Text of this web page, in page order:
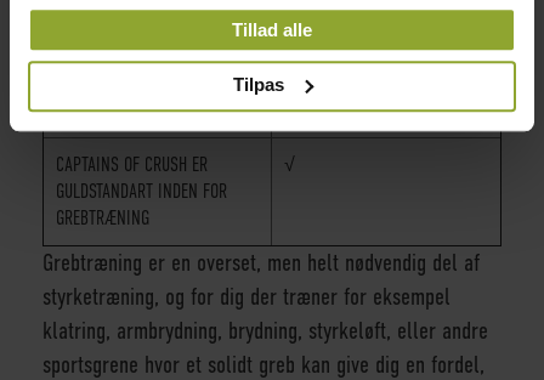
OPLYSNINGER, DU HAR GIVET DEM, ELLER SOM DE
HAR INDSAMLET FRA DIN BRUG AF DERES
TJENESTER.
Tillad alle
Tilpas
PASSER TIL PERSONER DER ER
NYE TIL GREBTRÆNING
CAPTAINS OF CRUSH ER
GULDSTANDART INDEN FOR
GREBTRÆNING
√
Grebtræning er en overset, men helt nødvendig del af
styrketræning, og for dig der træner for eksempel
klatring, armbrydning, brydning, styrkeløft, eller andre
sportsgrene hvor et solidt greb kan give dig en fordel,